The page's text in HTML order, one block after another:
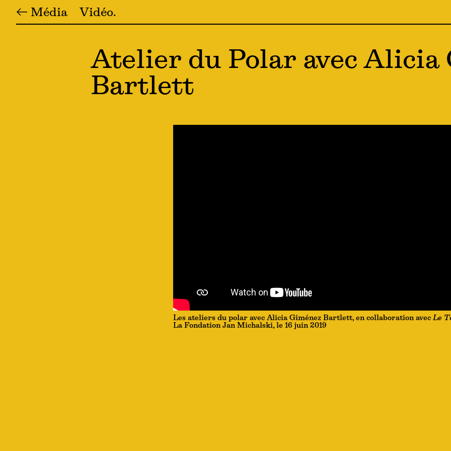
← Média Vidéo
Atelier du Polar avec Alicia
Bartlett
Les ateliers du polar avec Alicia Giménez Bartlett, en collaboration avec Le
La Fondation Jan Michalski, le 16 juin 2019